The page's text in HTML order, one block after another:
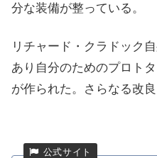
分な装備が整っている。
リチャード・クラドック
あり自分のためのプロト
が作られた。さらなる改